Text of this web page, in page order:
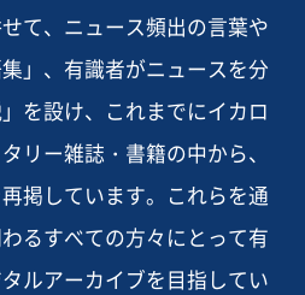
て、ニュース頻出の言葉や
」、有識者がニュースを分
を設け、これまでにイカロ
リー雑誌・書籍の中から、
掲しています。これらを通
るすべての方々にとって有
ルアーカイブを目指してい